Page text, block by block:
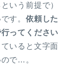
いう前提で）
す。 依頼した
ってください
いると文字面
で…。